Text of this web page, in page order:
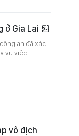
ở Gia Lai
an đã xác
vụ việc.
vô địch